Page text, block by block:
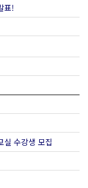
표!
실 수강생 모집